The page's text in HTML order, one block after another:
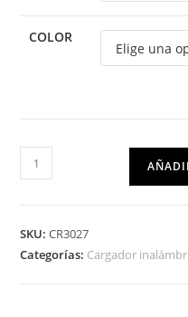
COLOR
SKU:CR3027
Categorías: Cargador